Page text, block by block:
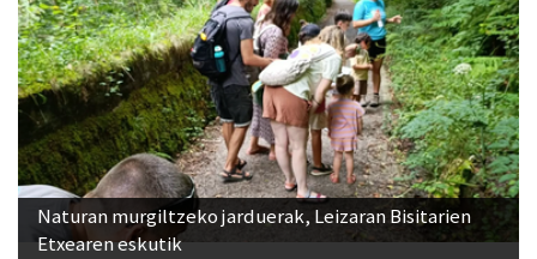
Naturan murgiltzeko jarduerak, Leizaran Bisitarien
Etxearen eskutik